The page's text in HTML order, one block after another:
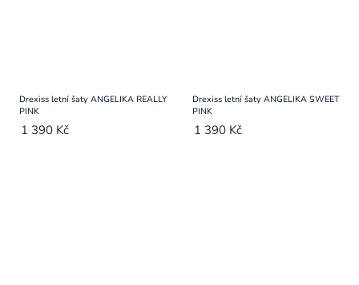
Drexiss letní šaty ANGELIKA REALLY
PINK
1 390 Kč
Drexiss letní šaty ANGELIKA SWEET
PINK
1 390 Kč